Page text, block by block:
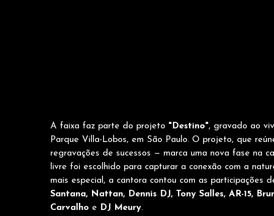
A faixa faz parte do projeto "Destino", gravado ao
Parque Villa-Lobos, em São Paulo. O projeto, que
regravações de sucessos — marca uma nova fase na
livre foi escolhido para capturar a conexão com a
mais especial, a cantora contou com as participações
Santana, Nattan, Dennis DJ, Tony Salles, AR-15,
Carvalho e DJ Meury.